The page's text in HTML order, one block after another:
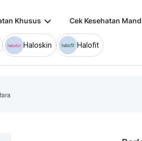
Khusus keyboard_arrow_down Cek Kesehatan
Haloskin Halofit